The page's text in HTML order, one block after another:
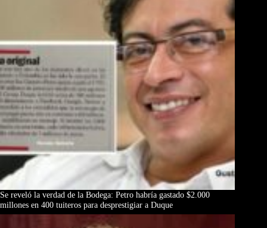
Se reveló la verdad de la Bodega: Petro habría gastado $2.000
millones en 400 tuiteros para desprestigiar a Duque